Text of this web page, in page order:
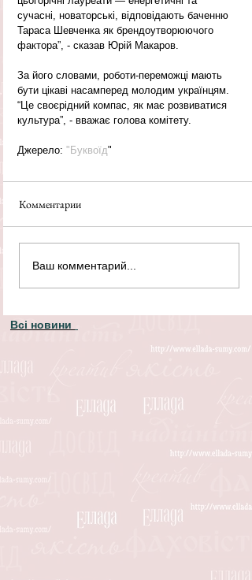
сучасні, новаторські, відповідають баченню
Тараса Шевченка як брендоутворюючого
фактора”, - сказав Юрій Макаров.
За його словами, роботи-переможці мають
бути цікаві насамперед молодим українцям.
“Це своєрідний компас, як має розвиватися
культура”, - вважає голова комітету.
Джерело: "Буквоїд"
Комментарии
Ваш комментарий...
Всі новини